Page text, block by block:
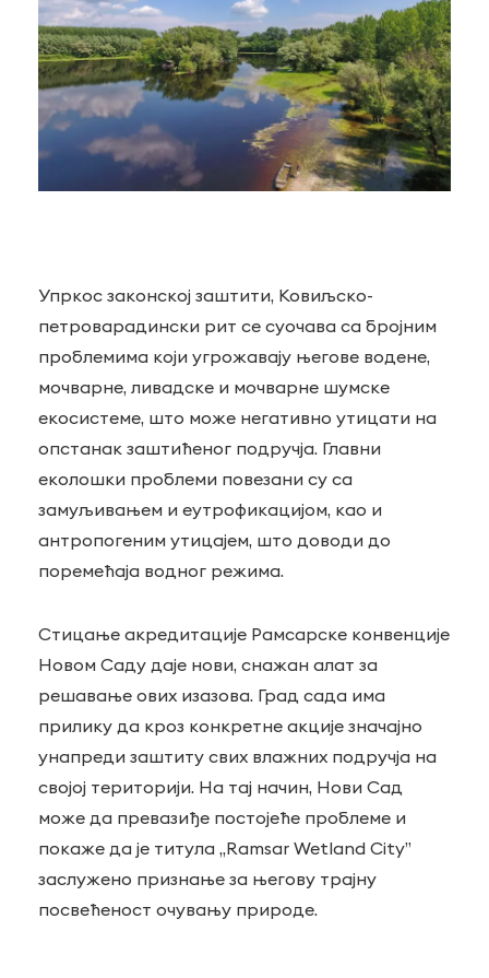
Упркос законској заштити, Ковиљско-
петроварадински рит се суочава са бројним
проблемима који угрожавају његове водене,
мочварне, ливадске и мочварне шумске
екосистеме, што може негативно утицати на
опстанак заштићеног подручја. Главни
еколошки проблеми повезани су са
замуљивањем и еутрофикацијом, као и
антропогеним утицајем, што доводи до
поремећаја водног режима.
Стицање акредитације Рамсарске конвенције
Новом Саду даје нови, снажан алат за
решавање ових изазова. Град сада има
прилику да кроз конкретне акције значајно
унапреди заштиту свих влажних подручја на
својој територији. На тај начин, Нови Сад
може да превазиђе постојеће проблеме и
покаже да је титула „Ramsar Wetland City”
заслужено признање за његову трајну
посвећеност очувању природе.